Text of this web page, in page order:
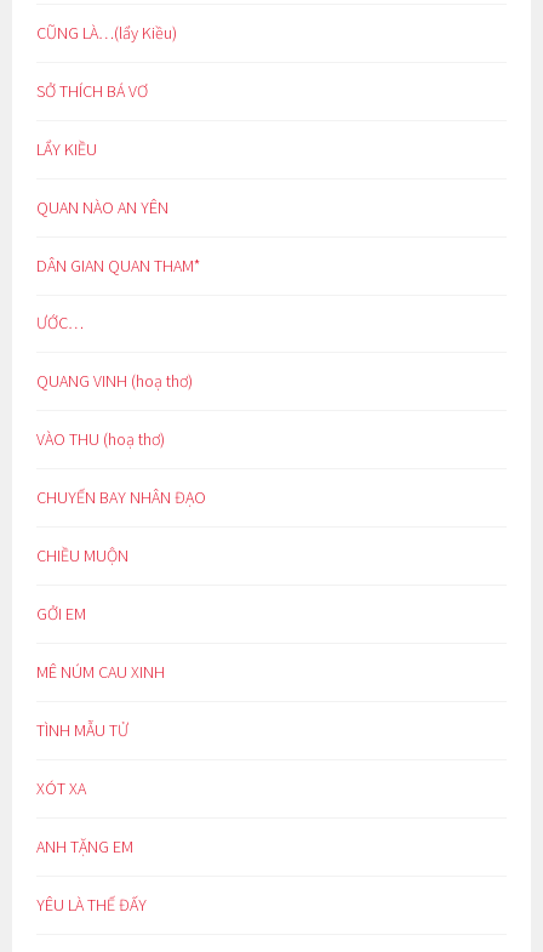
CŨNG LÀ…(lẩy Kiều)
SỞ THÍCH BÁ VƠ
LẨY KIỀU
QUAN NÀO AN YÊN
DÂN GIAN QUAN THAM*
ƯỚC…
QUANG VINH (hoạ thơ)
VÀO THU (hoạ thơ)
CHUYẾN BAY NHÂN ĐẠO
CHIỀU MUỘN
GỞI EM
MÊ NÚM CAU XINH
TÌNH MẪU TỬ
XÓT XA
ANH TẶNG EM
YÊU LÀ THẾ ĐẤY